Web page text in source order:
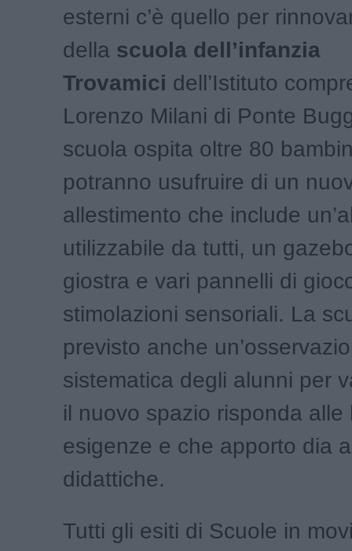
esterni c’è quello per
della scuola dell’infanzia
Trovamici dell’Istituto
Lorenzo Milani di Ponte
scuola ospita oltre 80
potranno usufruire di un
allestimento che include
utilizzabile da tutti, un
giostra e vari pannelli di
stimolazioni sensoriali. La
previsto anche
sistematica degli alunni per
il nuovo spazio risponda alle
esigenze e che apporto dia
didattiche.
Tutti gli esiti di Scuole in